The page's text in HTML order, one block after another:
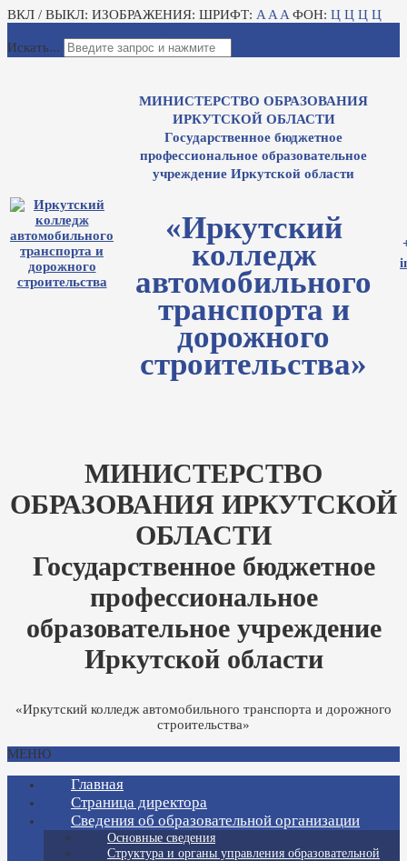
ВКЛ / ВЫКЛ: ИЗОБРАЖЕНИЯ: ШРИФТ: A A A ФОН: Ц Ц Ц Ц
Искать...
МИНИСТЕРСТВО ОБРАЗОВАНИЯ
ИРКУТСКОЙ ОБЛАСТИ
Государственное бюджетное
профессиональное образовательное
учреждение Иркутской области
«Иркутский
колледж
автомобильного
транспорта и
дорожного
строительства»
МИНИСТЕРСТВО
ОБРАЗОВАНИЯ ИРКУТСКОЙ
ОБЛАСТИ
Государственное бюджетное
профессиональное
образовательное учреждение
Иркутской области
«Иркутский колледж автомобильного транспорта и дорожного
строительства»
МЕНЮ
Главная
Страница директора
Сведения об образовательной организации
Основные сведения
Структура и органы управления образовательной